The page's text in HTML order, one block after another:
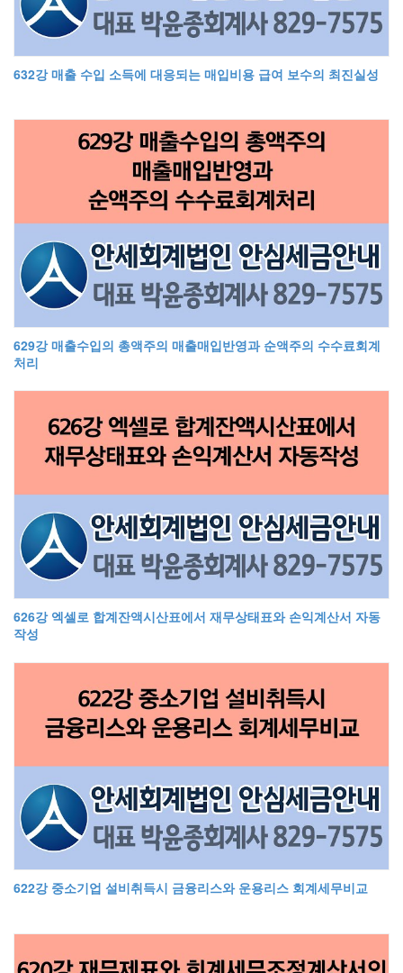
632강 매출 수입 소득에 대응되는 매입비용 급여 보수의 최진실성
629강 매출수입의 총액주의 매출매입반영과 순액주의 수수료회계
처리
626강 엑셀로 합계잔액시산표에서 재무상태표와 손익계산서 자동
작성
622강 중소기업 설비취득시 금융리스와 운용리스 회계세무비교